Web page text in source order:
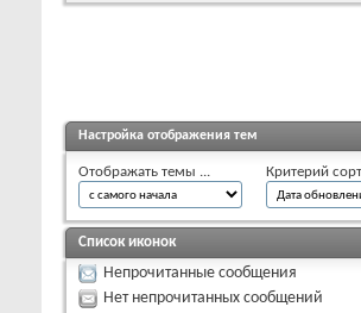
Настройка отображения тем
Отображать темы ... Критерий
Список иконок
Непрочитанные сообщения
Нет непрочитанных сообщений